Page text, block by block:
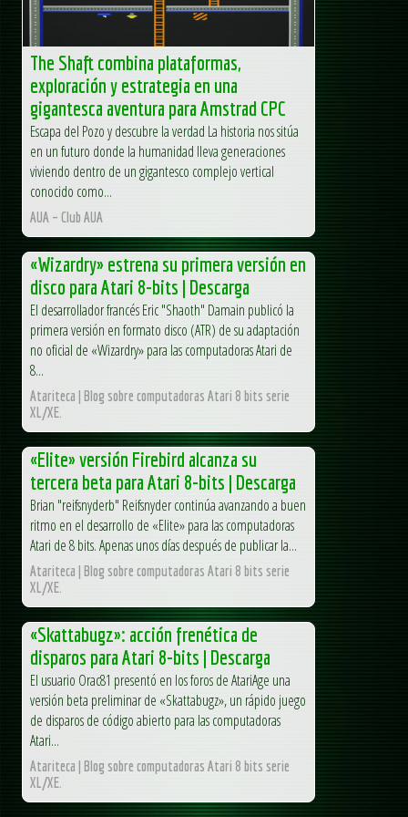
The Shaft combina plataformas,
exploración y estrategia en una
gigantesca aventura para Amstrad CPC
Escapa del Pozo y descubre la verdad La historia nos sitúa
en un futuro donde la humanidad lleva generaciones
viviendo dentro de un gigantesco complejo vertical
conocido como...
AUA – Club AUA
«Wizardry» estrena su primera versión en
disco para Atari 8-bits | Descarga
El desarrollador francés Eric "Shaoth" Damain publicó la
primera versión en formato disco (ATR) de su adaptación
no oficial de «Wizardry» para las computadoras Atari de
8...
Atariteca | Blog sobre computadoras Atari 8 bits serie
XL/XE.
«Elite» versión Firebird alcanza su
tercera beta para Atari 8-bits | Descarga
Brian "reifsnyderb" Reifsnyder continúa avanzando a buen
ritmo en el desarrollo de «Elite» para las computadoras
Atari de 8 bits. Apenas unos días después de publicar la...
Atariteca | Blog sobre computadoras Atari 8 bits serie
XL/XE.
«Skattabugz»: acción frenética de
disparos para Atari 8-bits | Descarga
El usuario Orac81 presentó en los foros de AtariAge una
versión beta preliminar de «Skattabugz», un rápido juego
de disparos de código abierto para las computadoras
Atari...
Atariteca | Blog sobre computadoras Atari 8 bits serie
XL/XE.